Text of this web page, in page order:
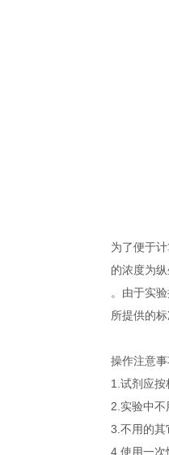
为了便于
的浓度为
。由于实
所提供的
操作注意
1.试剂应
2.实验中
3.不用的其
4.使用一次